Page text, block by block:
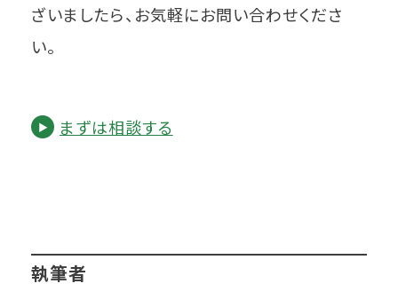
ざいましたら、お気軽にお問い合わせくださ
い。
まずは相談する
執筆者